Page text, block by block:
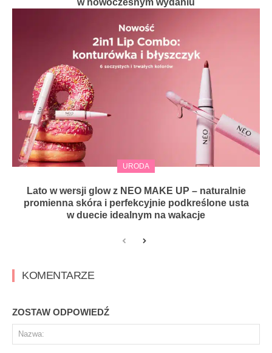
URODA
Lato w wersji glow z NEO MAKE UP – naturalnie
promienna skóra i perfekcyjnie podkreślone usta
w duecie idealnym na wakacje
KOMENTARZE
ZOSTAW ODPOWIEDŹ